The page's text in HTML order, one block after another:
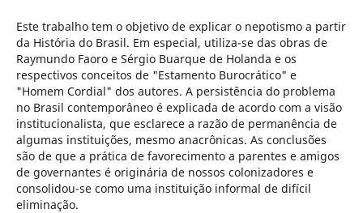
Este trabalho tem o objetivo de explicar o nepotismo a partir
da História do Brasil. Em especial, utiliza-se das obras de
Raymundo Faoro e Sérgio Buarque de Holanda e os
respectivos conceitos de "Estamento Burocrático" e
"Homem Cordial" dos autores. A persistência do problema
no Brasil contemporâneo é explicada de acordo com a visão
institucionalista, que esclarece a razão de permanência de
algumas instituições, mesmo anacrônicas. As conclusões
são de que a prática de favorecimento a parentes e amigos
de governantes é originária de nossos colonizadores e
consolidou-se como uma instituição informal de difícil
eliminação.